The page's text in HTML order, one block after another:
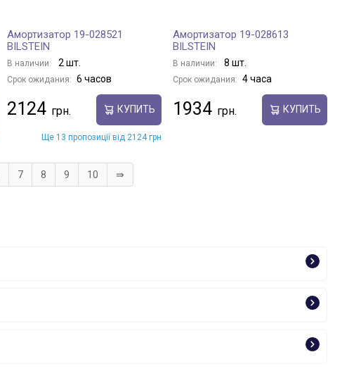
Амортизатор 19-028521
BILSTEIN
В наличии: 2 шт.
Срок ожидания: 6 часов
2124 КУПИТЬ
Ще 13 пропозиції від 2124 грн
Амортизатор 19-028613
BILSTEIN
В наличии: 8 шт.
Срок ожидания: 4 часа
1934 КУПИТЬ
7 8 9 10 ⇛